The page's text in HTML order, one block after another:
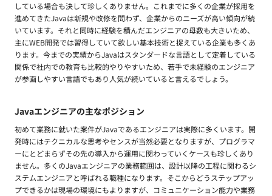
している場合も決して珍しくありません。これまでに多くの企業が採用を
進めてきたJavaは新規や改修を問わず、企業からのニーズが高い傾向が続
いています。それと同時に経験を積んだエンジニアの母数も大きいため、
主にWEB開発では習得していて欲しい基本技術と捉えている企業も多くあ
ります。今までの実績からJavaはスタンダードな言語として定着している
関係で社内での教育も比較的やりやすいため、若手で未経験のエンジニア
が参画しやすい言語でもあり人気が続いていると言えるでしょう。
Javaエンジニアの主なポジション
初めて業務に就いた案件がJavaであるエンジニアは実際に多くいます。開
発時にはテクニカルな思考やセンスが当然必要となりますが、プログラマ
ーにとどまらずその先の導入から運用に関わっていくケースも珍しくあり
ません。多くのJavaエンジニアの業務範囲は、設計以降の工程に関わるシ
ステムエンジニアと呼ばれる職種になります。そこからどうステップアッ
プできるかは現場の環境にもよりますが、コミュニケーション能力や業務